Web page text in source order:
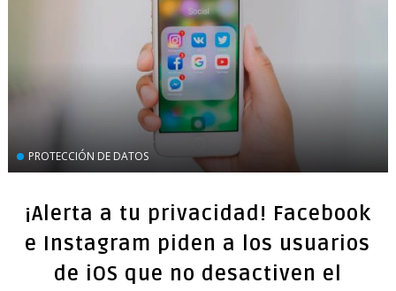
PROTECCIÓN DE DATOS
¡Alerta a tu privacidad! Facebook
e Instagram piden a los usuarios
de iOS que no desactiven el